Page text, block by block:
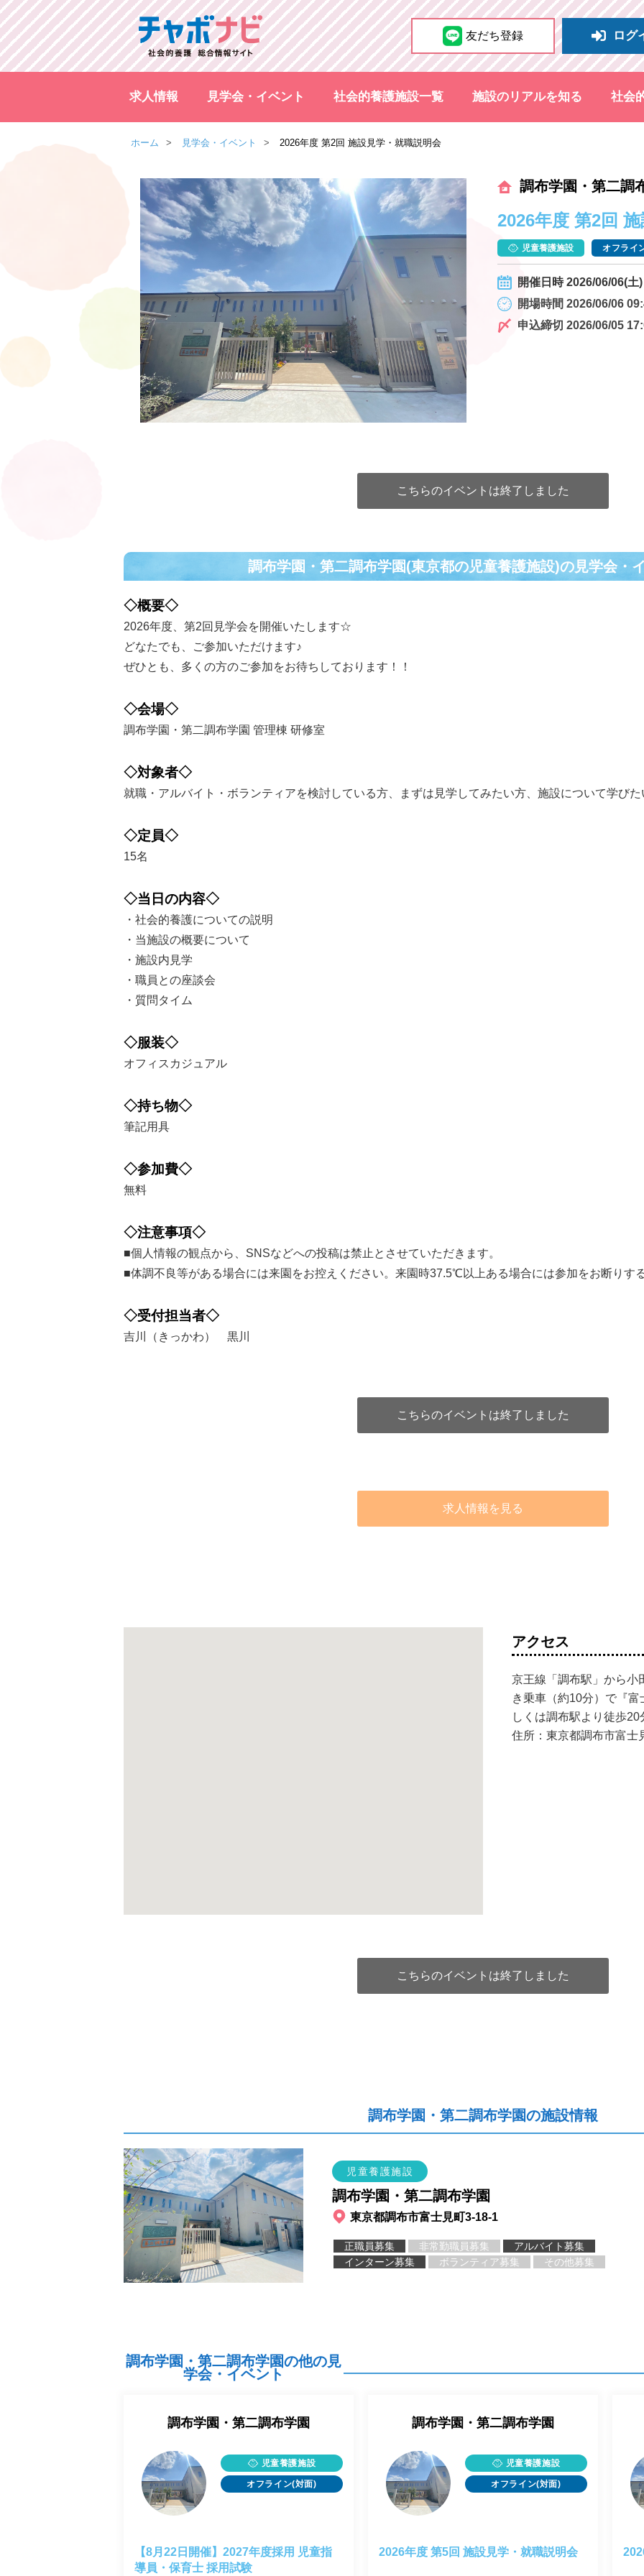
友だち登録 ログ
求人情報 見学会・イベント 社会的養護施設一覧 施設のリアルを知る 社会
ホーム 見学会・イベント 2026年度 第2回 施設見学・就職説明会
調布学園・第二調
2026年度 第2回
児童養護施設 オフライ
開催日時 2026/06/06(土
開場時間 2026/06/06
申込締切 2026/06/05
こちらのイベントは終了しました
調布学園・第二調布学園(東京都の児童養護施設)の⾒学会・
◇概要◇
2026年度、第2回見学会を開催いたします☆
どなたでも、ご参加いただけます♪
ぜひとも、多くの方のご参加をお待ちしております！！
◇会場◇
調布学園・第二調布学園 管理棟 研修室
◇対象者◇
就職・アルバイト・ボランティアを検討している方、まずは見学してみたい方、施設について学び
◇定員◇
15名
◇当日の内容◇
・社会的養護についての説明
・当施設の概要について
・施設内見学
・職員との座談会
・質問タイム
◇服装◇
オフィスカジュアル
◇持ち物◇
筆記用具
◇参加費◇
無料
◇注意事項◇
■個人情報の観点から、SNSなどへの投稿は禁止とさせていただきます。
■体調不良等がある場合には来園をお控えください。来園時37.5℃以上ある場合には参加をお断りす
◇受付担当者◇
吉川（きっかわ） 黒川
こちらのイベントは終了しました
求人情報を見る
アクセス
京王線「調布駅」から小
き乗車（約10分）で『
しくは調布駅より徒歩20
住所：東京都調布市富士
こちらのイベントは終了しました
調布学園・第二調布学園の施設情報
児童養護施設
調布学園・第二調布学園
東京都調布市富士見町3-18-1
正職員募集 非常勤職員募集
アルバイト募集
インターン募集
ボランティア募集 その他募集
調布学園・第二調布学園の他の見
学会・イベント
調布学園・第二調布学園
児童養護施設
オフライン(対面)
【8月22日開催】2027年度採用 児童指
導員・保育士 採用試験
調布学園・第二調布学園
児童養護施設
オフライン(対面)
2026年度 第5回 施設見学・就職説明会